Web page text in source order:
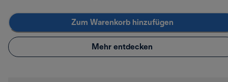
Zum Warenkorb hinzufügen
Mehr entdecken